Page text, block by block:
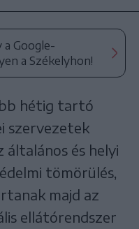
Google-
a Székelyhon!
hétig tartó
szervezetek
általános és helyi
tömörülés,
majd az
ellátórendszer